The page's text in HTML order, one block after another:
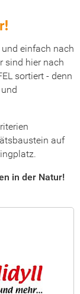
einfach nach
sind hier nach
sortiert - denn
auf
in der Natur!